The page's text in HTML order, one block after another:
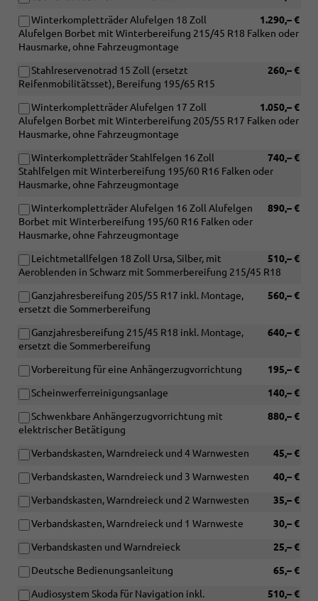
1.290,– €
Winterkompletträder Alufelgen 18 Zoll
Alufelgen Borbet mit Winterbereifung 215/45 R18 Falken oder
Hausmarke, ohne Fahrzeugmontage
260,– €
Stahlreservenotrad 15 Zoll (ersetzt
Reifenmobilitätsset), Bereifung 195/65 R15
1.050,– €
Winterkompletträder Alufelgen 17 Zoll
Alufelgen Borbet mit Winterbereifung 205/55 R17 Falken oder
Hausmarke, ohne Fahrzeugmontage
740,– €
Winterkompletträder Stahlfelgen 16 Zoll
Stahlfelgen mit Winterbereifung 195/60 R16 Falken oder
Hausmarke, ohne Fahrzeugmontage
890,– €
Winterkompletträder Alufelgen 16 Zoll Alufelgen
Borbet mit Winterbereifung 195/60 R16 Falken oder
Hausmarke, ohne Fahrzeugmontage
510,– €
Leichtmetallfelgen 18 Zoll Ursa, Silber, mit
Aeroblenden in Schwarz mit Sommerbereifung 215/45 R18
560,– €
Ganzjahresbereifung 205/55 R17 inkl. Montage,
ersetzt die Sommerbereifung
640,– €
Ganzjahresbereifung 215/45 R18 inkl. Montage,
ersetzt die Sommerbereifung
195,– €
Vorbereitung für eine Anhängerzugvorrichtung
140,– €
Scheinwerferreinigungsanlage
880,– €
Schwenkbare Anhängerzugvorrichtung mit
elektrischer Betätigung
45,– €
Verbandskasten, Warndreieck und 4 Warnwesten
40,– €
Verbandskasten, Warndreieck und 3 Warnwesten
35,– €
Verbandskasten, Warndreieck und 2 Warnwesten
30,– €
Verbandskasten, Warndreieck und 1 Warnweste
25,– €
Verbandskasten und Warndreieck
65,– €
Deutsche Bedienungsanleitung
510,– €
Audiosystem Skoda für Navigation inkl.